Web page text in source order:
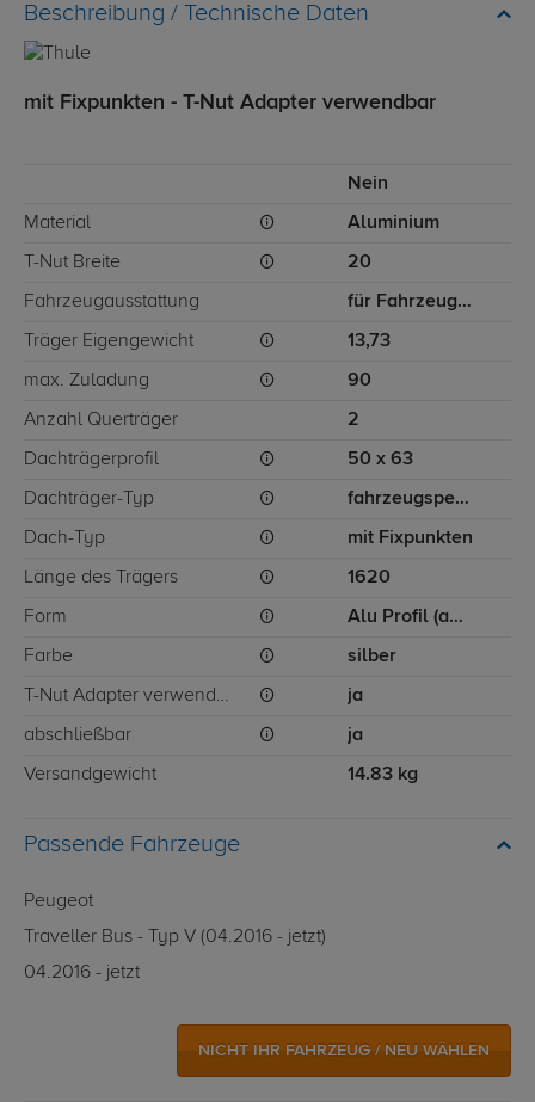
Technische Daten
mit Fixpunkten - T-Nut Adapter verwendbar
Nein
Material Aluminium
T-Nut Breite 20
Fahrzeugausstattung für Fahrzeuge mit Fixpunkten, für Fahrzeuge ohne Panorama-Sonnendach
Träger Eigengewicht 13,73
max. Zuladung 90
Anzahl Querträger 2
Dachträgerprofil 50 x 63
Dachträger-Typ fahrzeugspezifisch
Dach-Typ mit Fixpunkten
Länge des Trägers 1620
Form Alu Profil (ausziehbar)
Farbe silber
T-Nut Adapter verwendbar ja
abschließbar ja
Versandgewicht 14.83 kg
Passende Fahrzeuge
Peugeot
Traveller Bus - Typ V (04.2016 - jetzt)
04.2016 - jetzt
NICHT IHR FAHRZEUG / NEU WÄHLEN